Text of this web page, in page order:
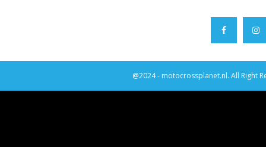
@2024 - motocrossplanet.nl. All Right